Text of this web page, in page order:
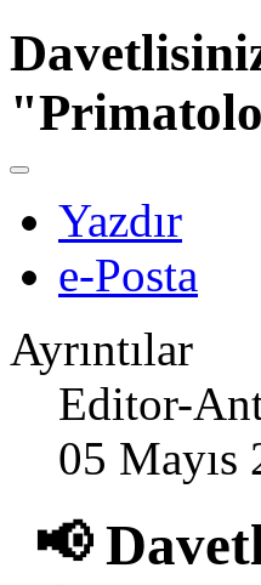
Yazdır
e-Posta
Ayrıntılar
Editor-
05 Mayıs
📢